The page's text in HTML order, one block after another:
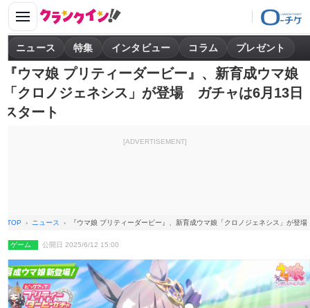
ニュース 特集 インタビュー コラム プレゼント
『ウマ娘 プリティーダービー』、新育成ウマ娘
「クロノジェネシス」が登場 ガチャは6月13日
スタート
[ADVERTISEMENT]
TOP ニュース 『ウマ娘 プリティーダービー』、新育成ウマ娘「クロノジェネシス」が登
ゲーム 公開日 2025/6/12 15:00